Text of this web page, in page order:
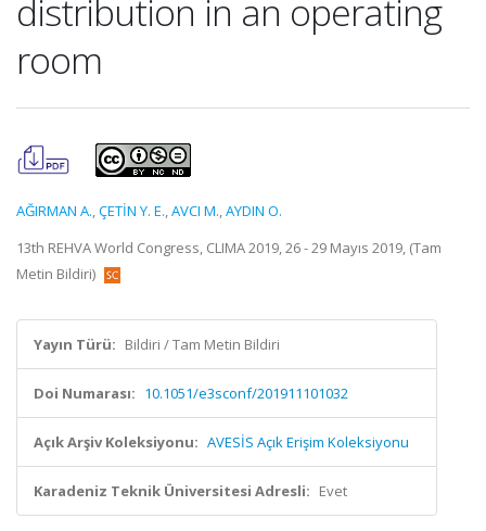
distribution in an operating
room
AĞIRMAN A.,ÇETİN Y. E.,AVCI M.,AYDIN O.
13th REHVA World Congress, CLIMA 2019, 26 - 29 Mayıs 2019, (Tam
Metin Bildiri)
Yayın Türü: Bildiri / Tam Metin Bildiri
Doi Numarası: 10.1051/e3sconf/201911101032
Açık Arşiv Koleksiyonu: AVESİS Açık Erişim Koleksiyonu
Karadeniz Teknik Üniversitesi Adresli: Evet